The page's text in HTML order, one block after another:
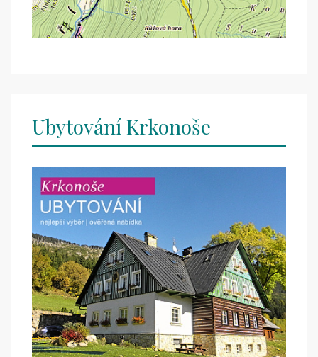
Ubytování Krkonoše